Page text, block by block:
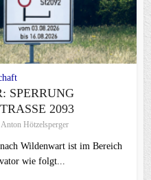
SPERRUNG
2093
Anton Hötzelsperger
Wildenwart ist im Bereich
wie folgt...